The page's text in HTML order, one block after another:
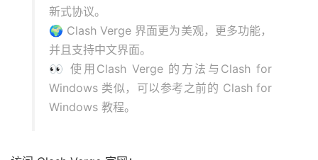
新式协议。
🌍 Clash Verge 界面更为美观，更多功能，
并且支持中文界面。
👀 使用Clash Verge 的方法与Clash for
Windows 类似，可以参考之前的 Clash for
Windows 教程。